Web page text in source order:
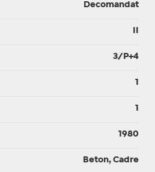
Decomandat
3/P+4
1
1
1980
Beton, Cadre